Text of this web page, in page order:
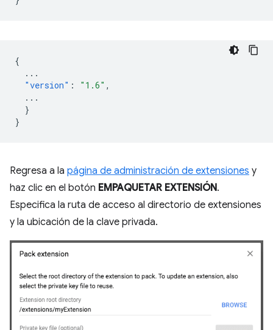
{
...
"version" : "1.6" ,
...
}
}
Regresa a la página de administración de extensiones y
haz clic en el botón EMPAQUETAR EXTENSIÓN.
Especifica la ruta de acceso al directorio de extensiones
y la ubicación de la clave privada.